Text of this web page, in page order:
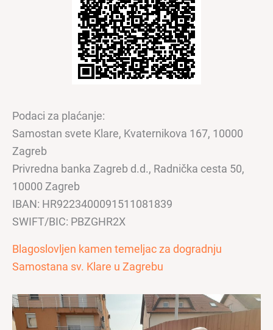
Podaci za plaćanje:
Samostan svete Klare, Kvaternikova 167, 10000
Zagreb
Privredna banka Zagreb d.d., Radnička cesta 50,
10000 Zagreb
IBAN: HR9223400091511081839
SWIFT/BIC: PBZGHR2X
Blagoslovljen kamen temeljac za dogradnju
Samostana sv. Klare u Zagrebu